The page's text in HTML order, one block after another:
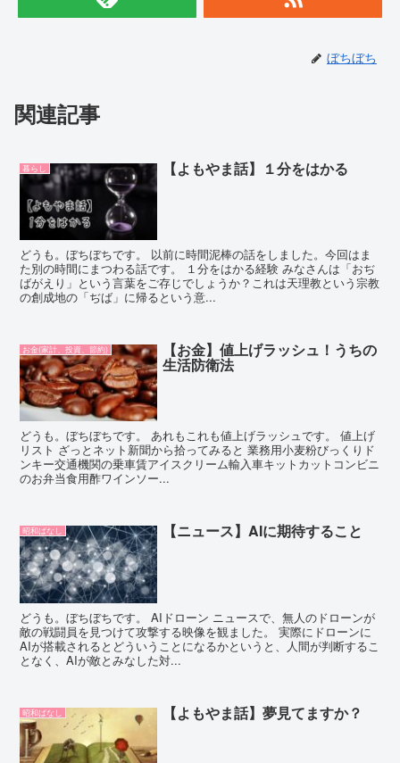
ぼちぼち
関連記事
暮らし 【よもやま話】１分をはかる
どうも。ぼちぼちです。 以前に時間泥棒の話をしました。今回はま
た別の時間にまつわる話です。 １分をはかる経験 みなさんは「おぢ
ばがえり」という言葉をご存じでしょうか？これは天理教という宗教
の創成地の「ぢば」に帰るという意...
お金(家計、投資、節約) 【お金】値上げラッシュ！うちの
生活防衛法
どうも。ぼちぼちです。 あれもこれも値上げラッシュです。 値上げ
リスト ざっとネット新聞から拾ってみると 業務用小麦粉びっくりド
ンキー交通機関の乗車賃アイスクリーム輸入車キットカットコンビニ
のお弁当食用酢ワインソー...
昭和ばなし 【ニュース】AIに期待すること
どうも。ぼちぼちです。 AIドローン ニュースで、無人のドローンが
敵の戦闘員を見つけて攻撃する映像を観ました。 実際にドローンに
AIが搭載されるとどういうことになるかというと、人間が判断するこ
となく、AIが敵とみなした対...
昭和ばなし 【よもやま話】夢見てますか？